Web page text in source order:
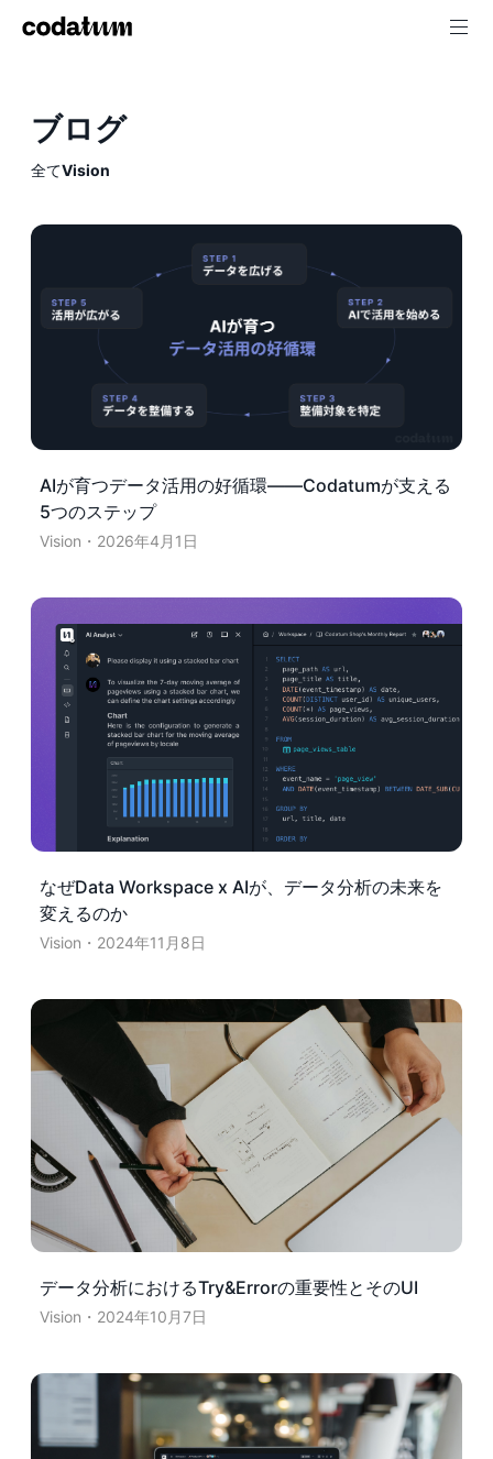
ブログ
全てVision
AIが育つデータ活用の好循環——Codatumが支える
5つのステップ
Vision 2026年4月1日
なぜData Workspace x AIが、データ分析の未来を
変えるのか
Vision 2024年11月8日
データ分析におけるTry&Errorの重要性とそのUI
Vision 2024年10月7日